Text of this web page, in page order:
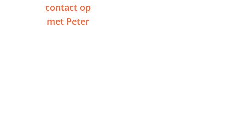
contact op
met Peter